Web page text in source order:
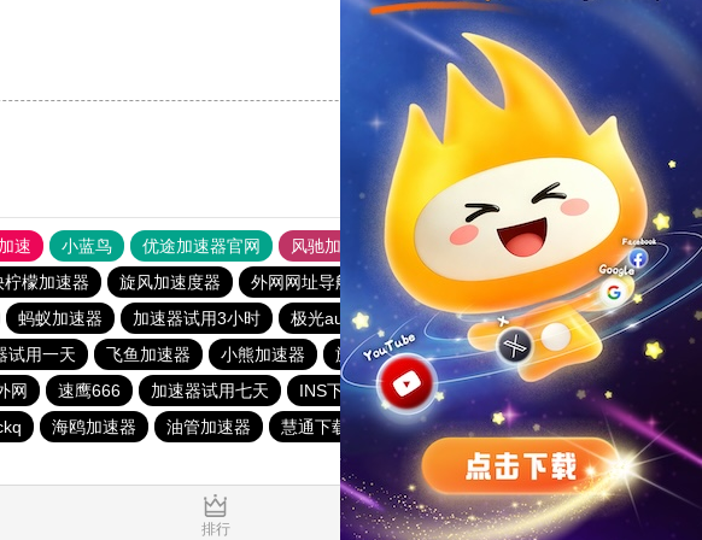
支持
速 小蓝鸟 优途加速器官网 风驰加速器
旋风加速器
柠檬加速器 旋风加速度器 外网网址导航 软件中心 雷霆加速
狂飙加速器
蚂蚁加速器 加速器试用3小时 极光aurora加速器 云梯加速器
银河加速器
试用一天 飞鱼加速器 小熊加速器 旋风加速度器
白鲸加速器
网 速鹰666 加速器试用七天 INS下载站
闪电猫加速器
海鸥加速器 油管加速器 慧通下载站 白鲸加速器
hammer加速器
排行 推荐